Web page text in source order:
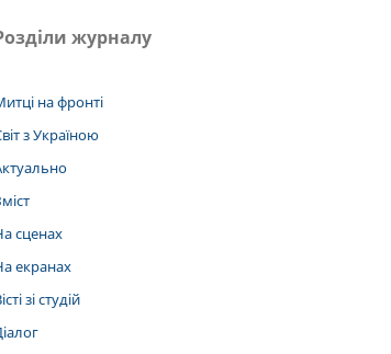
журналу
на фронті
з Україною
сценах
екранах
зі студій